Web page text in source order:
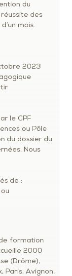
du
des
mois.
2023
le CPF
ou Pôle
du dossier du
Nous
de :
formation
2000
(Drôme),
Paris, Avignon,